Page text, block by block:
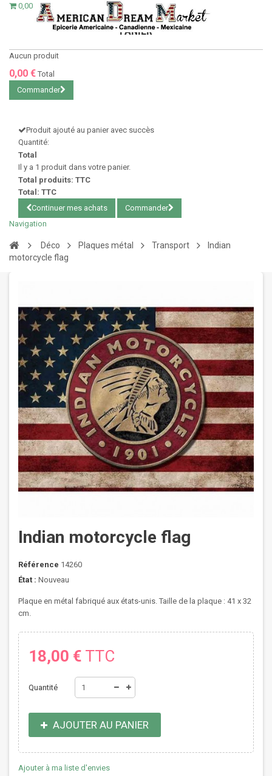
0,00 €
PANIER
Aucun produit
0,00 € Total
Commander
Produit ajouté au panier avec succès
Quantité:
Total
Il y a 1 produit dans votre panier.
Total produits: TTC
Total: TTC
Continuer mes achats
Commander
Navigation
Déco Plaques métal Transport
Indian
motorcycle flag
Indian motorcycle flag
Référence 14260
État : Nouveau
Plaque en métal fabriqué aux états-unis. Taille de la plaque : 41 x 32
cm.
18,00 € TTC
Quantité
AJOUTER AU PANIER
Ajouter à ma liste d'envies